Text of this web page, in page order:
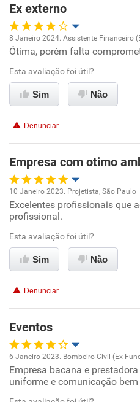
Recomenda a diretoria
Ex externo
Oportunidade de promoção
Ambiente de trabalho
Benefícios
Recomenda esta empresa
Recomenda a diretoria
8 Janeiro 2024. Assistente Financeiro
Ótima, porém falta
Esta avaliação foi útil?
Sim Não
Denunciar
Empresa com otimo
Oportunidade de promoção
Ambiente de trabalho
Conciliação com a vida familiar
Recomenda esta empresa
10 Janeiro 2023. Projetista, São Paulo
Excelentes profissionais que
profissional.
Esta avaliação foi útil?
Sim Não
Denunciar
Eventos
Oportunidade de promoção
6 Janeiro 2023. Bombeiro Civil (Ex-
Empresa bacana e
uniforme e comunicação